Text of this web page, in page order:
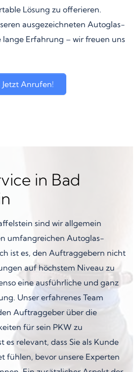
Lösung zu offerieren.
ausgezeichneten Autoglas-
lange Erfahrung – wir freuen uns
Jetzt Anrufen!
in Bad
sind wir allgemein
umfangreichen Autoglas-
ist es, den Auftraggebern nicht
auf höchstem Niveau zu
eine ausführliche und ganz
Unser erfahrenes Team
Auftraggeber über die
für sein PKW zu
es relevant, dass Sie als Kunde
fühlen, bevor unsere Experten